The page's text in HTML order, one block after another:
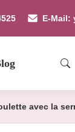
E-Mail:
avec la